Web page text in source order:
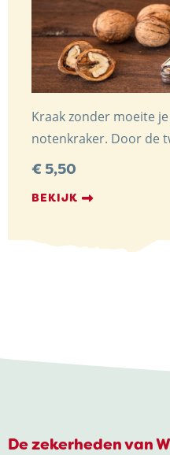
Kraak zonder moeite
notenkraker. Door de
€ 5,50
BEKIJK
De zekerheden van